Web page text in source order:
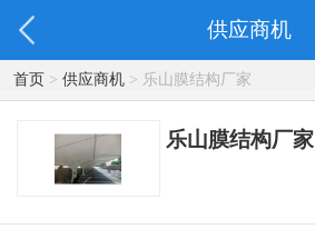
供应商机
首页> 供应商机> 乐山膜结构厂家
乐山膜结构厂家